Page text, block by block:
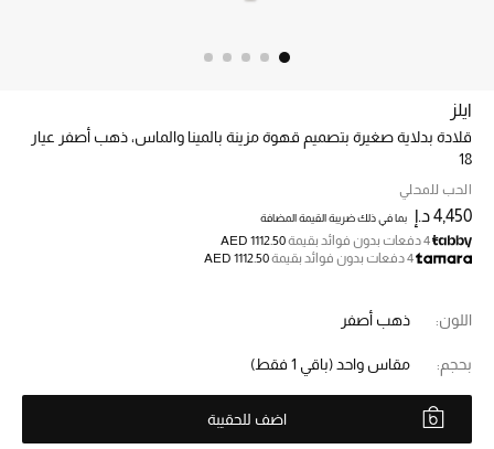
خصم حتى 70%
تسوقوا الآن
ما وصلنا حديثاً
ما وصلنا حديثاً
الموسم الجديد
النساء
ايلز
قلادة بدلاية صغيرة بتصميم قهوة مزينة بالمينا والماس، ذهب أصفر عيار
18
الحب للمحلي
4,450 د.إ بما في ذلك ضريبة القيمة المضافة
4 دفعات بدون فوائد بقيمة
AED 1112.50
4 دفعات بدون فوائد بقيمة
AED 1112.50
اللون: ذهب أصفر
بحجم: مقاس واحد (باقي 1 فقط)
اضف للحقيبة